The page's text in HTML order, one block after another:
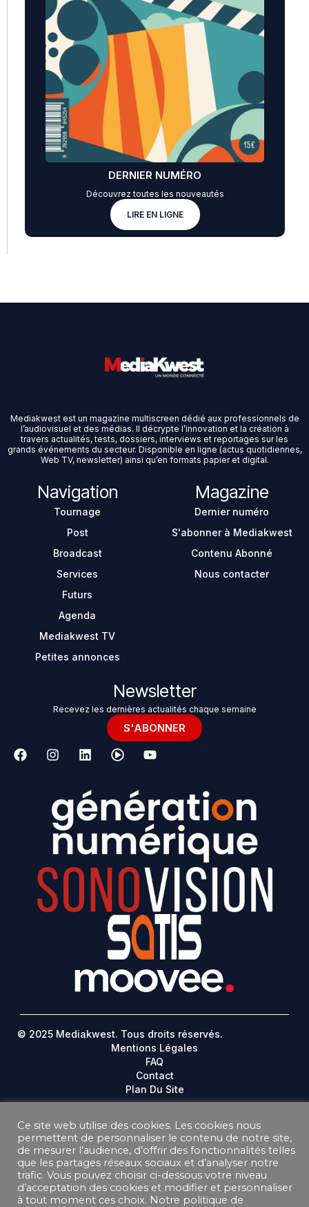
DERNIER NUMÉRO
Découvrez toutes les nouveautés
LIRE EN LIGNE
Mediakwest est un magazine multiscreen dédié aux professionnels de
l’audiovisuel et des médias. Il décrypte l’innovation et la création à
travers actualités, tests, dossiers, interviews et reportages sur les
grands événements du secteur. Disponible en ligne (actus quotidiennes,
Web TV, newsletter) ainsi qu’en formats papier et digital.
Navigation
Tournage
Post
Broadcast
Services
Futurs
Agenda
Mediakwest TV
Petites annonces
Magazine
Dernier numéro
S'abonner à Mediakwest
Contenu Abonné
Nous contacter
Newsletter
Recevez les dernières actualités chaque semaine
S'ABONNER
© 2025 Mediakwest. Tous droits réservés.
Mentions Légales
FAQ
Contact
Plan Du Site
CONDITIONS GÉNÉRALES DE VENTE ABONNEMENT
CONDITIONS GÉNÉRALES D’UTILISATION
Ce site web utilise des cookies. Les cookies nous
permettent de personnaliser le contenu de notre site,
de mesurer l’audience, d’offrir des fonctionnalités telles
que les partages réseaux sociaux et d’analyser notre
trafic. Vous pouvez choisir ci-dessous votre niveau
d’acceptation des cookies et modifier et personnaliser
à tout moment ces choix. Notre politique de